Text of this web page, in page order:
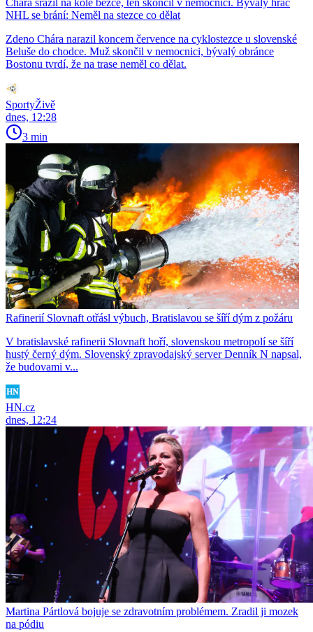
Chára srazil na kole běžce, ten skončil v nemocnici. Bývalý hráč
NHL se brání: Neměl na stezce co dělat
Zdeno Chára narazil koncem července na cyklostezce u slovenské
Beluše do chodce. Muž skončil v nemocnici, bývalý obránce
Bostonu tvrdí, že na trase neměl co dělat.
SportyŽivě
dnes, 12:28
3 min
Rafinerií Slovnaft otřásl výbuch, Bratislavou se šíří dým z požáru
V bratislavské rafinerii Slovnaft hoří, slovenskou metropolí se šíří
hustý černý dým. Slovenský zpravodajský server Denník N napsal,
že budovami v...
HN.cz
dnes, 12:24
Martina Pártlová bojuje se zdravotním problémem. Zradil ji mozek
na pódiu